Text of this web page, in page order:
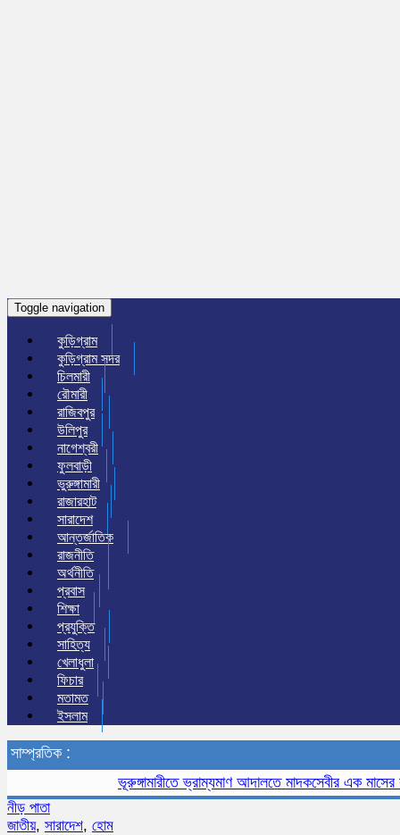
Toggle navigation
কুড়িগ্রাম
কুড়িগ্রাম সদর
চিলমারী
রৌমারী
রাজিবপুর
উলিপুর
নাগেশ্বরী
ফুলবাড়ী
ভুরুঙ্গামারী
রাজারহাট
সারাদেশ
আন্তর্জাতিক
রাজনীতি
অর্থনীতি
প্রবাস
শিক্ষা
প্রযুক্তি
সাহিত্য
খেলাধুলা
ফিচার
মতামত
ইসলাম
সাম্প্রতিক :
ভূরুঙ্গামারীতে ভ্রাম্যমাণ আদালতে মাদকসেবীর এক মাসের
নীড় পাতা
জাতীয়, সারাদেশ, হোম